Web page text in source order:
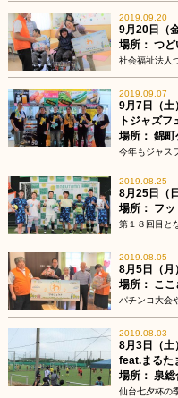
2019.09.20
9月20日（
場所： つ
社会福祉法人
2019.09.07
9月7日（土
トジャズフ
場所： 錦町
今年もジャス
2019.08.25
8月25日（
場所： フ
第１８回目と
2019.08.05
8月5日（月
場所： こ
パチンコ大会
2019.08.03
8月3日（土
feat.まるた
場所： 泉総
仙台七夕杯の